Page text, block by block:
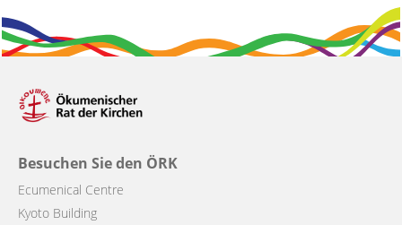
Besuchen Sie den ÖRK
Ecumenical Centre
Kyoto Building